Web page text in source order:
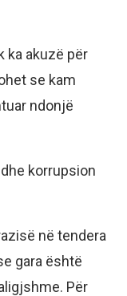
ka akuzë për
se kam
ndonjë
korrupsion
në tendera
gara është
Për